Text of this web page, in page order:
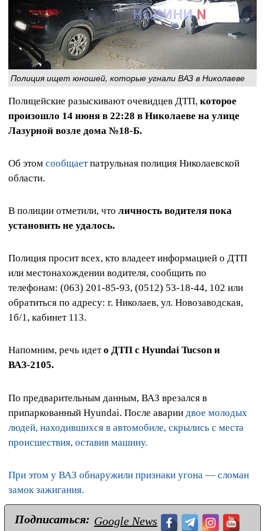
Полиция ищет юношей, которые угнали ВАЗ в Николаеве
Полицейские разыскивают очевидцев ДТП, которое
произошло 14 июня в 22:28 в Николаеве на улице
Лазурной возле дома №18-Б.
Об этом сообщаетпатрульная полиция Николаевской
области.
В полиции отметили, что личность водителя пока
установить не удалось.
Полиция просит всех, кто владеет информацией о ДТП
или местонахождении водителя, сообщить по
телефонам: (063) 201-85-93, (0512) 53-18-44, 102 или
обратиться по адресу: г. Николаев, ул. Новозаводская,
1б/1, кабинет 113.
Напомним, речь идето ДТП с Hyundai Tucson и
ВАЗ-2105.
По предварительным данным, ВАЗ врезался в
припаркованный Hyundai. После аварии двое молодых
людей, находившихся в автомобиле, скрылись с места
происшествия, оставив машину.
При этом у ВАЗ обнаружили признаки угона — сломан
замок зажигания.
Подписаться: Google News